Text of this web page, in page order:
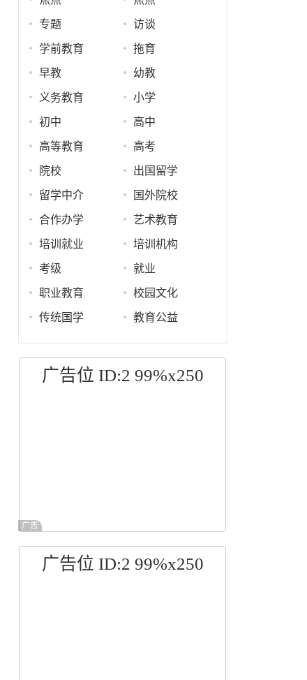
专题 访谈
学前教育 拖育
早教 幼教
义务教育 小学
初中 高中
高等教育 高考
院校 出国留学
留学中介 国外院校
合作办学 艺术教育
培训就业 培训机构
考级 就业
职业教育 校园文化
传统国学 教育公益
广告位 ID:2 99%x250
广告
广告位 ID:2 99%x250